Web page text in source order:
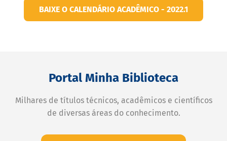
BAIXE O CALENDÁRIO ACADÊMICO - 2022.1
Portal Minha Biblioteca
Milhares de títulos técnicos, acadêmicos e científicos
de diversas áreas do conhecimento.